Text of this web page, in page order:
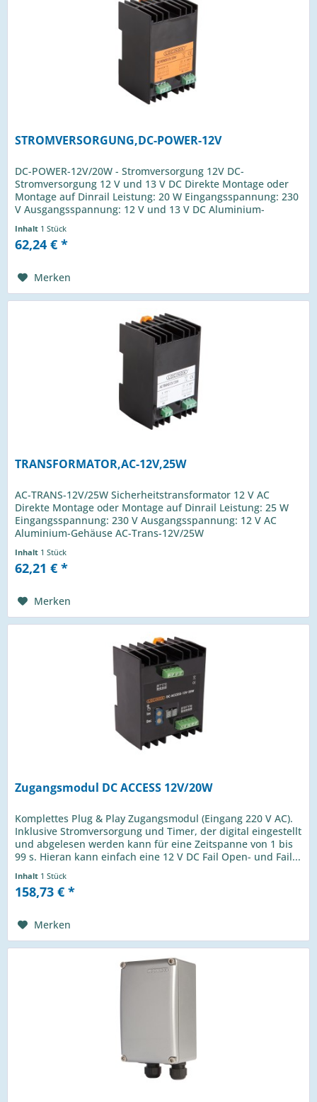
STROMVERSORGUNG,DC-POWER-12V
DC-POWER-12V/20W - Stromversorgung 12V DC-
Stromversorgung 12 V und 13 V DC Direkte Montage oder
Montage auf Dinrail Leistung: 20 W Eingangsspannung: 230
V Ausgangsspannung: 12 V und 13 V DC Aluminium-
Inhalt 1 Stück
62,24 € *
Merken
TRANSFORMATOR,AC-12V,25W
AC-TRANS-12V/25W Sicherheitstransformator 12 V AC
Direkte Montage oder Montage auf Dinrail Leistung: 25 W
Eingangsspannung: 230 V Ausgangsspannung: 12 V AC
Aluminium-Gehäuse AC-Trans-12V/25W
Inhalt 1 Stück
62,21 € *
Merken
Zugangsmodul DC ACCESS 12V/20W
Komplettes Plug & Play Zugangsmodul (Eingang 220 V AC).
Inklusive Stromversorgung und Timer, der digital eingestellt
und abgelesen werden kann für eine Zeitspanne von 1 bis
99 s. Hieran kann einfach eine 12 V DC Fail Open- und Fail...
Inhalt 1 Stück
158,73 € *
Merken